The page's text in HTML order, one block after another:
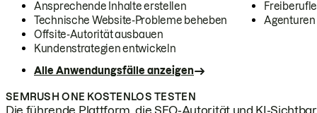
Ansprechende Inhalte erstellen
Technische Website-Probleme beheben
Offsite-Autorität ausbauen
Kundenstrategien entwickeln
Alle Anwendungsfälle anzeigen
Agenturen
SEMRUSH ONE KOSTENLOS TESTEN
Die führende Plattform, die SEO-Autorität und KI-